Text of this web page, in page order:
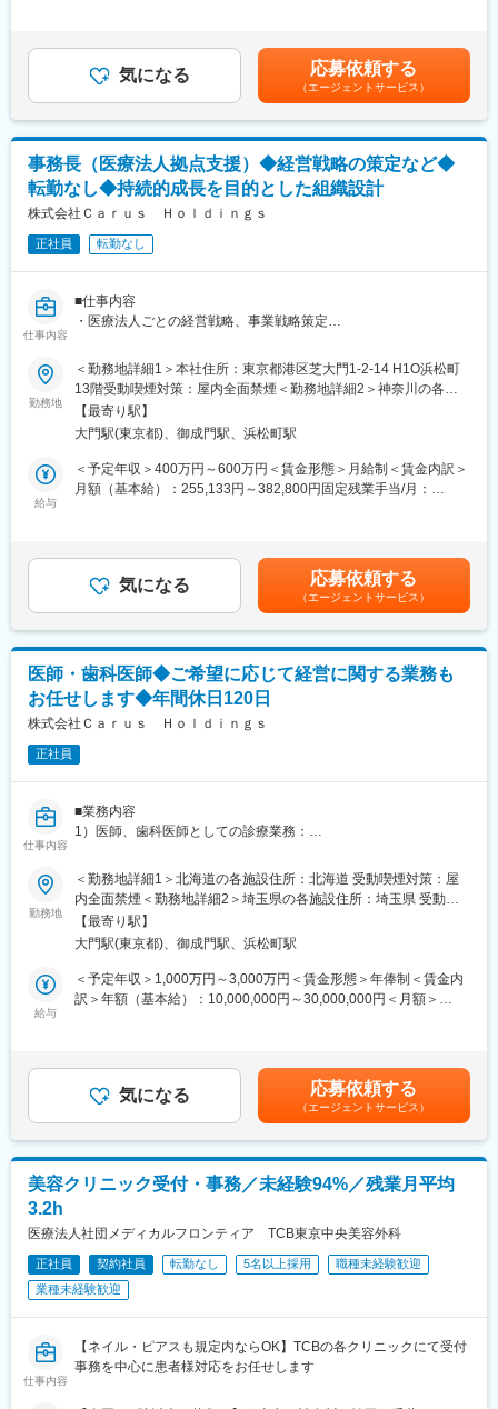
その後は配属先にてOJT研修を行い、マニュアルも活用しながら
業務を習得していきます。入社後約6か月を目安に独り立ちを目指
していただくため、未経験の方でも安心してスタートできる環境
です。先輩社員や上司によるサポート体制も整っております。
【この仕事の魅力】
◆お客様の変化を間近で実感できる
施術後のお客様の前向きな変化に立ち会うことができ、「ありが
新しい施術や医療機器が次々と導入されるため、最新の美容知識
を学びながら美容医療のスペシャリストとして成長できます。
スタッフ同士で感謝や称賛を伝え合う文化が根付いており、年次
に関係なく成果や接遇をしっかり評価してもらえる環境です。
変更の範囲：会社の定める業務
医療法人化するとともにグループ展開を開始したことが事業の始
まりです。
2024年3月には、全国各地で承継した医療法人の今後のより良い
今後は全国的に多数の医療法人をグループ化を加速していき、今
後はグループ売上高120億円、スタッフ数1,000名を超える事業規
模に成長していく見込みです。ゆくゆくは、患者さんたちへの最
高のホスピタリティ、働くスタッフたちには働きやすさと十分な
待遇が実現した職場環境、そして日本全国での医療介護サービス
の持続性の３つを実現できる会社として大きく成長していくこと
を目指して経営をしております。
今後日本、特に地方では2040年までは高齢者の数が増え続け、そ
そのような社会情勢の変化を見据えて、グループ法人としての一
体となって事業展開できる強みを活かし、安全で安心な医療介護
提供体制・就労環境を作るべく、これまでの医療サービス、医療
機関支援会社の枠にとらわれずにチャレンジしていきたいと思っ
その上で、10年以内に母体である株式会社の上場も見据え運営し
ていきたいと考えております。
金額であり、選考を通じて上下する可能性があります。月給(月額)
は固定手当を含めた表記です。
気になる 応募依頼する
（エージェントサービス）
事務長（医療法人拠点支援）◆経営戦略の策定など◆
転勤なし◆持続的成長を目的とした組織設計
株式会社Ｃａｒｕｓ Ｈｏｌｄｉｎｇｓ
正社員 転勤なし
仕事内容
■仕事内容
・医療法人ごとの経営戦略、事業戦略策定
などとの連携業務
・クリニックの経営収支・財務諸表の確認、税理士との連携など
元々地域で長く運営をされていた診療所や介護施設の運営を引き
継ぎ、日本のそれぞれの地域での医療や介護を守り発展させてい
くことをビジョンに掲げて、法人グループを運営しています。
医療法人化するとともにグループ展開を開始したことが事業の始
まりです。
2024年3月には、全国各地で承継した医療法人の今後のより良い
今後は全国的に多数の医療法人をグループ化を加速していき、今
後はグループ売上高120億円、スタッフ数1,000名を超える事業規
模に成長していく見込みです。ゆくゆくは、患者さんたちへの最
高のホスピタリティ、働くスタッフたちには働きやすさと十分な
待遇が実現した職場環境、そして日本全国での医療介護サービス
の持続性の３つを実現できる会社として大きく成長していくこと
を目指して経営をしております。
今後日本、特に地方では2040年までは高齢者の数が増え続け、そ
そのような社会情勢の変化を見据えて、グループ法人としての一
体となって事業展開できる強みを活かし、安全で安心な医療介護
提供体制・就労環境を作るべく、これまでの医療サービス、医療
機関支援会社の枠にとらわれずにチャレンジしていきたいと思っ
その上で、10年以内に母体である株式会社の上場も見据え運営し
ていきたいと考えております。
勤務地
＜勤務地詳細1＞本社住所：東京都港区芝大門1-2-14 H1O浜松町
13階受動喫煙対策：屋内全面禁煙＜勤務地詳細2＞神奈川の各施
設住所：神奈川県 受動喫煙対策：屋内全面禁煙＜勤務地詳細3＞
埼玉県の各施設住所：埼玉県 受動喫煙対策：屋内全面禁煙変更の
【最寄り駅】
大門駅(東京都)、御成門駅、浜松町駅
給与
＜予定年収＞400万円～600万円＜賃金形態＞月給制＜賃金内訳＞
月額（基本給）：255,133円～382,800円固定残業手当/月：
でも目安の金額であり、選考を通じて上下する可能性がありま
す。月給(月額)は固定手当を含めた表記です。
気になる 応募依頼する
（エージェントサービス）
医師・歯科医師◆ご希望に応じて経営に関する業務も
お任せします◆年間休日120日
株式会社Ｃａｒｕｓ Ｈｏｌｄｉｎｇｓ
正社員
仕事内容
■業務内容
1）医師、歯科医師としての診療業務：
能です。
2）経営管理・企画を含む経営全般：
診療のみが良い方には経営管理は求めません。
ご希望の方には拠点やグループ全体の経営管理についてもお任せ
します。
3）以下はご希望に応じて業務として想定
・事業承継におけるM＆A・PMI業務各種
当社の創業者であり代表医師を務めている今野健一郎が、2018年
に事業承継した栃木県の診療所を皮切りに、その後2020年2月に
医療法人化するとともにグループ展開を開始したことが事業の始
運営や持続的な成長を目的として本社集約型の組織設計として、
メディカルサービス法人を立ち上げました。
今後は全国的に多数の医療法人をグループ化を加速していき、今
後はグループ売上高120億円、スタッフ数1,000名を超える事業規
模に成長していく見込みです。ゆくゆくは、患者さんたちへの最
高のホスピタリティ、働くスタッフたちには働きやすさと十分な
を目指して経営をしております。
勤務地
＜勤務地詳細1＞北海道の各施設住所：北海道 受動喫煙対策：屋
内全面禁煙＜勤務地詳細2＞埼玉県の各施設住所：埼玉県 受動喫
煙対策：屋内全面禁煙＜勤務地詳細3＞本社住所：東京都港区芝大
門1-2-14 H1O浜松町13階受動喫煙対策：屋内全面禁煙変更の範
【最寄り駅】
大門駅(東京都)、御成門駅、浜松町駅
給与
＜予定年収＞1,000万円～3,000万円＜賃金形態＞年俸制＜賃金内
訳＞年額（基本給）：10,000,000円～30,000,000円＜月額＞
目安の金額であり、選考を通じて上下する可能性があります。月
給(月額)は固定手当を含めた表記です。
気になる 応募依頼する
（エージェントサービス）
美容クリニック受付・事務／未経験94%／残業月平均
3.2h
医療法人社団メディカルフロンティア TCB東京中央美容外科
正社員 契約社員 転勤なし 5名以上採用
職種未経験歓迎
業種未経験歓迎
仕事内容
【ネイル・ピアスも規定内ならOK】TCBの各クリニックにて受付
事務を中心に患者様対応をお任せします